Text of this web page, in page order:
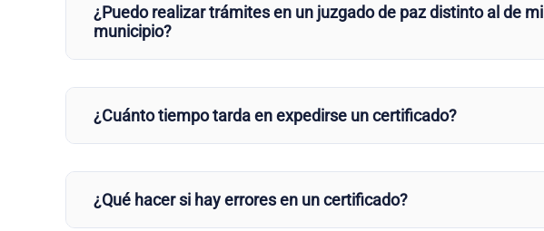
¿Puedo realizar trámites en un juzgado de paz distinto al de mi
municipio?
¿Cuánto tiempo tarda en expedirse un certificado?
¿Qué hacer si hay errores en un certificado?